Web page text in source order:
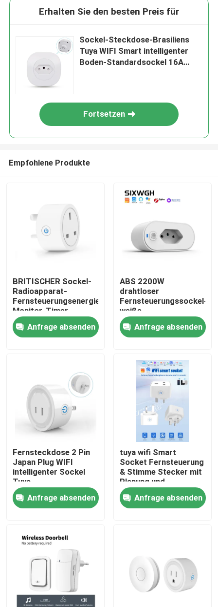
Haus
Über uns
Fabrik-Ausflug
Qualitätskontrolle
Treten Sie mit uns in Verbindung
Fordern Sie ein Zitat
Intelligenter Schalter Homekit
WLAN-Smart-Switches
Zigbee Smart Switch
Erhalten Sie den besten Preis für
Sockel-Steckdose-Brasiliens
Tuya WIFI Smart intelligenter
Boden-Standardsockel 16A
Fortsetzen
Empfohlene Produkte
BRITISCHER Sockel-
Radioapparat-
Fernsteuerungsenergie-
Monitor-Timer-
Fernsteuerungssockel
WIFIS intelligenter
Anfrage absenden
ABS 2200W
drahtloser
Fernsteuerungssockel-
weiße
Anfrage absenden
Fernsteckdose 2 Pin
Japan Plug WIFI
intelligenter Sockel
Tuya
Anfrage absenden
tuya wifi Smart
Socket Fernsteuerung
& Stimme Stecker mit
Planung und
Automatisierung
Funktionen
unterstützen Alexa
Anfrage absenden